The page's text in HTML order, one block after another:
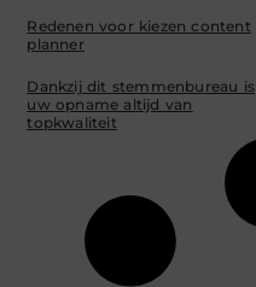
Redenen voor kiezen content
planner
Dankzij dit stemmenbureau is
uw opname altijd van
topkwaliteit